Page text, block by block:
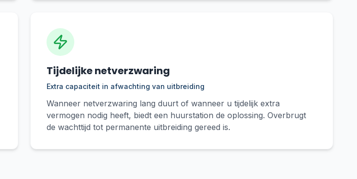
Tijdelijke netverzwaring
Extra capaciteit in afwachting van uitbreiding
Wanneer netverzwaring lang duurt of wanneer u tijdelijk extra
vermogen nodig heeft, biedt een huurstation de oplossing. Overbrugt
de wachttijd tot permanente uitbreiding gereed is.